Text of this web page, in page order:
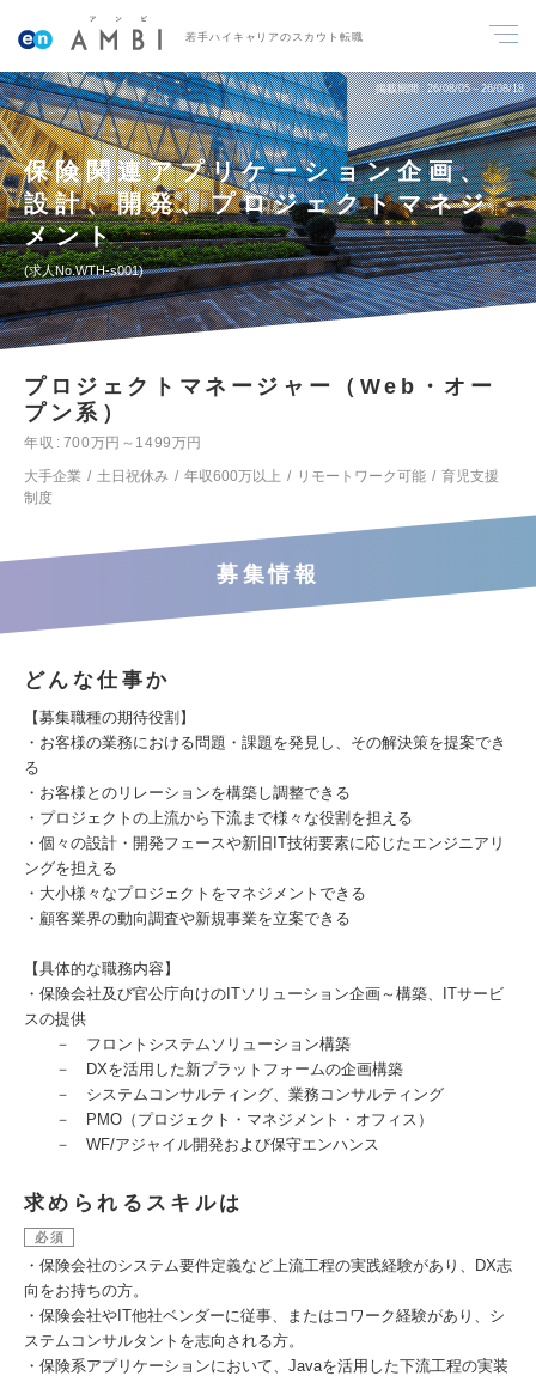
若手ハイキャリアのスカウト転職
掲載期間 26/08/05～26/08/18
保険関連アプリケーション企画、
設計、開発、プロジェクトマネジ
メント
求人No.WTH-s001
プロジェクトマネージャー（Web・オー
プン系）
年収
700万円～1499万円
大手企業
土日祝休み 年収600万以上 リモートワーク可能
育児支援
制度
募集情報
どんな仕事か
【募集職種の期待役割】
・お客様の業務における問題・課題を発見し、その解決策を提案でき
る
・お客様とのリレーションを構築し調整できる
・プロジェクトの上流から下流まで様々な役割を担える
・個々の設計・開発フェースや新旧IT技術要素に応じたエンジニアリ
ングを担える
・大小様々なプロジェクトをマネジメントできる
・顧客業界の動向調査や新規事業を立案できる
【具体的な職務内容】
・保険会社及び官公庁向けのITソリューション企画～構築、ITサービ
スの提供
－ フロントシステムソリューション構築
－ DXを活用した新プラットフォームの企画構築
－ システムコンサルティング、業務コンサルティング
－ PMO（プロジェクト・マネジメント・オフィス）
－ WF/アジャイル開発および保守エンハンス
求められるスキルは
必須
・保険会社のシステム要件定義など上流工程の実践経験があり、DX志
向をお持ちの方。
・保険会社やIT他社ベンダーに従事、またはコワーク経験があり、シ
ステムコンサルタントを志向される方。
・保険系アプリケーションにおいて、Javaを活用した下流工程の実装